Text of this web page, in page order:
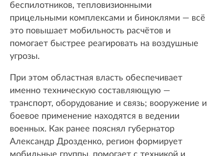
беспилотников, тепловизионными
прицельными комплексами и биноклями — всё
это повышает мобильность расчётов и
помогает быстрее реагировать на воздушные
угрозы.
При этом областная власть обеспечивает
именно техническую составляющую —
транспорт, оборудование и связь; вооружение и
боевое применение находятся в ведении
военных. Как ранее пояснял губернатор
Александр Дрозденко, регион формирует